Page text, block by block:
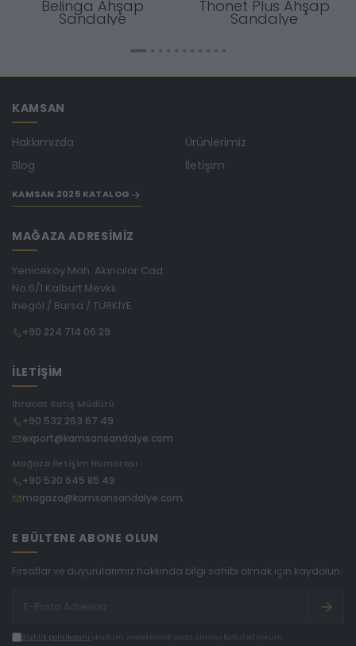
Belinga Ahşap
Sandalye
Thonet Plus Ahşap
Sandalye
KAMSAN
Hakkımızda Ürünlerimiz
Blog İletişim
KAMSAN 2025 KATALOG
MAĞAZA ADRESİMİZ
Yeniceköy Mah. Akıncılar Cad.
No:6/1 Kalburt Mevkii
İnegöl / Bursa / TÜRKİYE
+90 224 714 06 29
İLETİŞİM
İhracat Satış Müdürü
+90 532 263 67 49
export@kamsansandalye.com
Mağaza İletişim Numarası
+90 530 645 85 49
magaza@kamsansandalye.com
E BÜLTENE ABONE OLUN
Fırsatlar ve duyurularımız hakkında bilgi sahibi olmak için kaydolun.
Gizlilik politikasını okudum ve elektronik posta almayı kabul ediyorum.